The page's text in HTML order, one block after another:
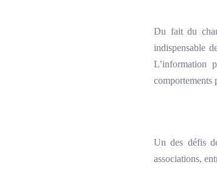
Du fait du
indispensable
L’information
comportements
Un des défis
associations,